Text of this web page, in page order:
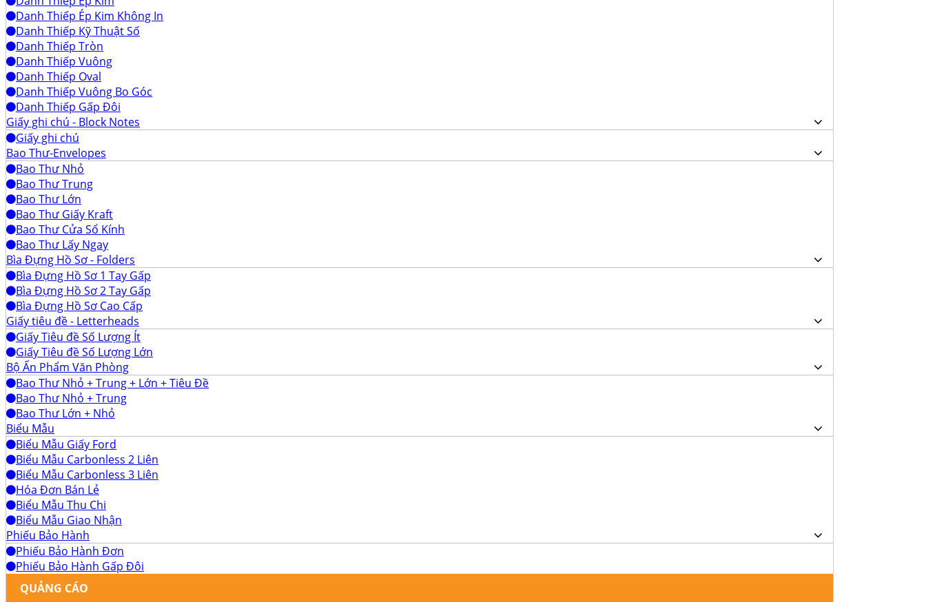
Danh Thiếp Ép Kim Không In
Danh Thiếp Kỹ Thuật Số
Danh Thiếp Tròn
Danh Thiếp Vuông
Danh Thiếp Oval
Danh Thiếp Vuông Bo Góc
Danh Thiếp Gấp Đôi
Giấy ghi chú - Block Notes
Giấy ghi chú
Bao Thư-Envelopes
Bao Thư Nhỏ
Bao Thư Trung
Bao Thư Lớn
Bao Thư Giấy Kraft
Bao Thư Cửa Sổ Kính
Bao Thư Lấy Ngay
Bìa Đựng Hồ Sơ - Folders
Bìa Đựng Hồ Sơ 1 Tay Gấp
Bìa Đựng Hồ Sơ 2 Tay Gấp
Bìa Đựng Hồ Sơ Cao Cấp
Giấy tiêu đề - Letterheads
Giấy Tiêu đề Số Lượng Ít
Giấy Tiêu đề Số Lượng Lớn
Bộ Ấn Phẩm Văn Phòng
Bao Thư Nhỏ + Trung + Lớn + Tiêu Đề
Bao Thư Nhỏ + Trung
Bao Thư Lớn + Nhỏ
Biểu Mẫu
Biểu Mẫu Giấy Ford
Biểu Mẫu Carbonless 2 Liên
Biểu Mẫu Carbonless 3 Liên
Hóa Đơn Bán Lẻ
Biểu Mẫu Thu Chi
Biểu Mẫu Giao Nhận
Phiếu Bảo Hành
Phiếu Bảo Hành Đơn
Phiếu Bảo Hành Gấp Đôi
QUẢNG CÁO